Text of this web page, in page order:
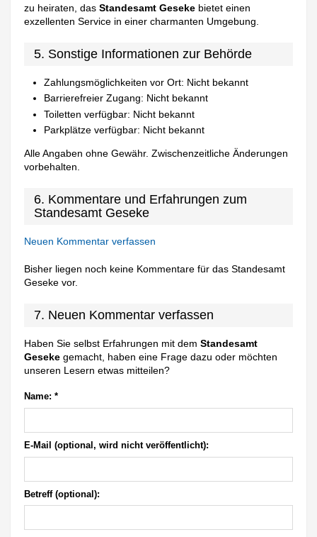
zu heiraten, dasStandesamt Geseke bietet einen
exzellenten Service in einer charmanten Umgebung.
5. Sonstige Informationen zur Behörde
Zahlungsmöglichkeiten vor Ort: Nicht bekannt
Barrierefreier Zugang: Nicht bekannt
Toiletten verfügbar: Nicht bekannt
Parkplätze verfügbar: Nicht bekannt
Alle Angaben ohne Gewähr. Zwischenzeitliche Änderungen
vorbehalten.
6. Kommentare und Erfahrungen zum
Standesamt Geseke
Neuen Kommentar verfassen
Bisher liegen noch keine Kommentare für das Standesamt
Geseke vor.
7. Neuen Kommentar verfassen
Haben Sie selbst Erfahrungen mit demStandesamt
Geseke gemacht, haben eine Frage dazu oder möchten
unseren Lesern etwas mitteilen?
Name: *
E-Mail (optional, wird nicht veröffentlicht):
Betreff (optional):